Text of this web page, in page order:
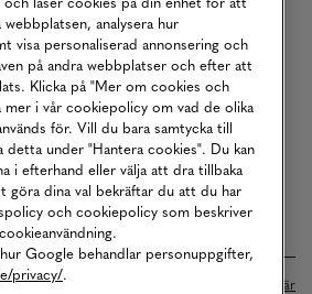
sköts i samarbete med Klarna. Läs mer här
analysera hur
visa personaliserad annonsering och
på andra webbplatser och efter att
Klicka på "Mer om cookies och
mer i vår cookiepolicy om vad de olika
för. Vill du bara samtycka till
detta under "Hantera cookies". Du kan
i efterhand eller välja att dra tillbaka
göra dina val bekräftar du att du har
och cookiepolicy som beskriver
Google behandlar personuppgifter,
privacy/.